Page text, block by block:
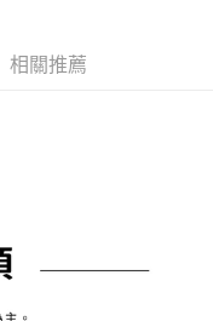
未通過，訂單將自動取
付你分期系統評分，恕無
相關推薦